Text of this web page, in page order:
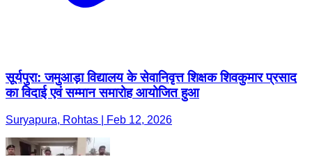
सूर्यपुरा: जमुआड़ा विद्यालय के सेवानिवृत्त शिक्षक शिवकुमार प्रसाद
का विदाई एवं सम्मान समारोह आयोजित हुआ
Suryapura, Rohtas | Feb 12, 2026